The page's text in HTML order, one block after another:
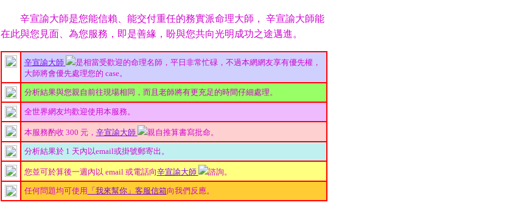
辛宣諭大師是您能信賴、能交付重任的務實派命理大師， 辛宣諭大師能
在此與您見面、為您服務，即是善緣，盼與您共向光明成功之途邁進。
辛宣諭大師
是相當受歡迎的命理名師，平日非常忙碌，不過本網網友享有優先權，
大師將會優先處理您的 case。
分析結果與您親自前往現場相同，而且老師將有更充足的時間仔細處理。
全世界網友均歡迎使用本服務。
本服務酌收 300 元， 辛宣諭大師 親自推算書寫批命。
分析結果於 1 天內以email或掛號郵寄出。
您並可於算後一週內以 email 或電話向辛宣諭大師 諮詢。
任何問題均可使用 「我來幫你」客服信箱向我們反應。